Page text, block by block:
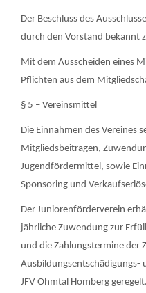
Der Beschluss des
durch den Vorstand bekannt
Mit dem Ausscheiden eines
Pflichten aus dem
§ 5 – Vereinsmittel
Die Einnahmen des Vereines
Mitgliedsbeiträgen,
Jugendfördermittel, sowie
Sponsoring und
Der Juniorenförderverein
jährliche Zuwendung zur
und die Zahlungstermine der
Ausbildungsentschädigungs-
JFV Ohmtal Homberg geregelt.